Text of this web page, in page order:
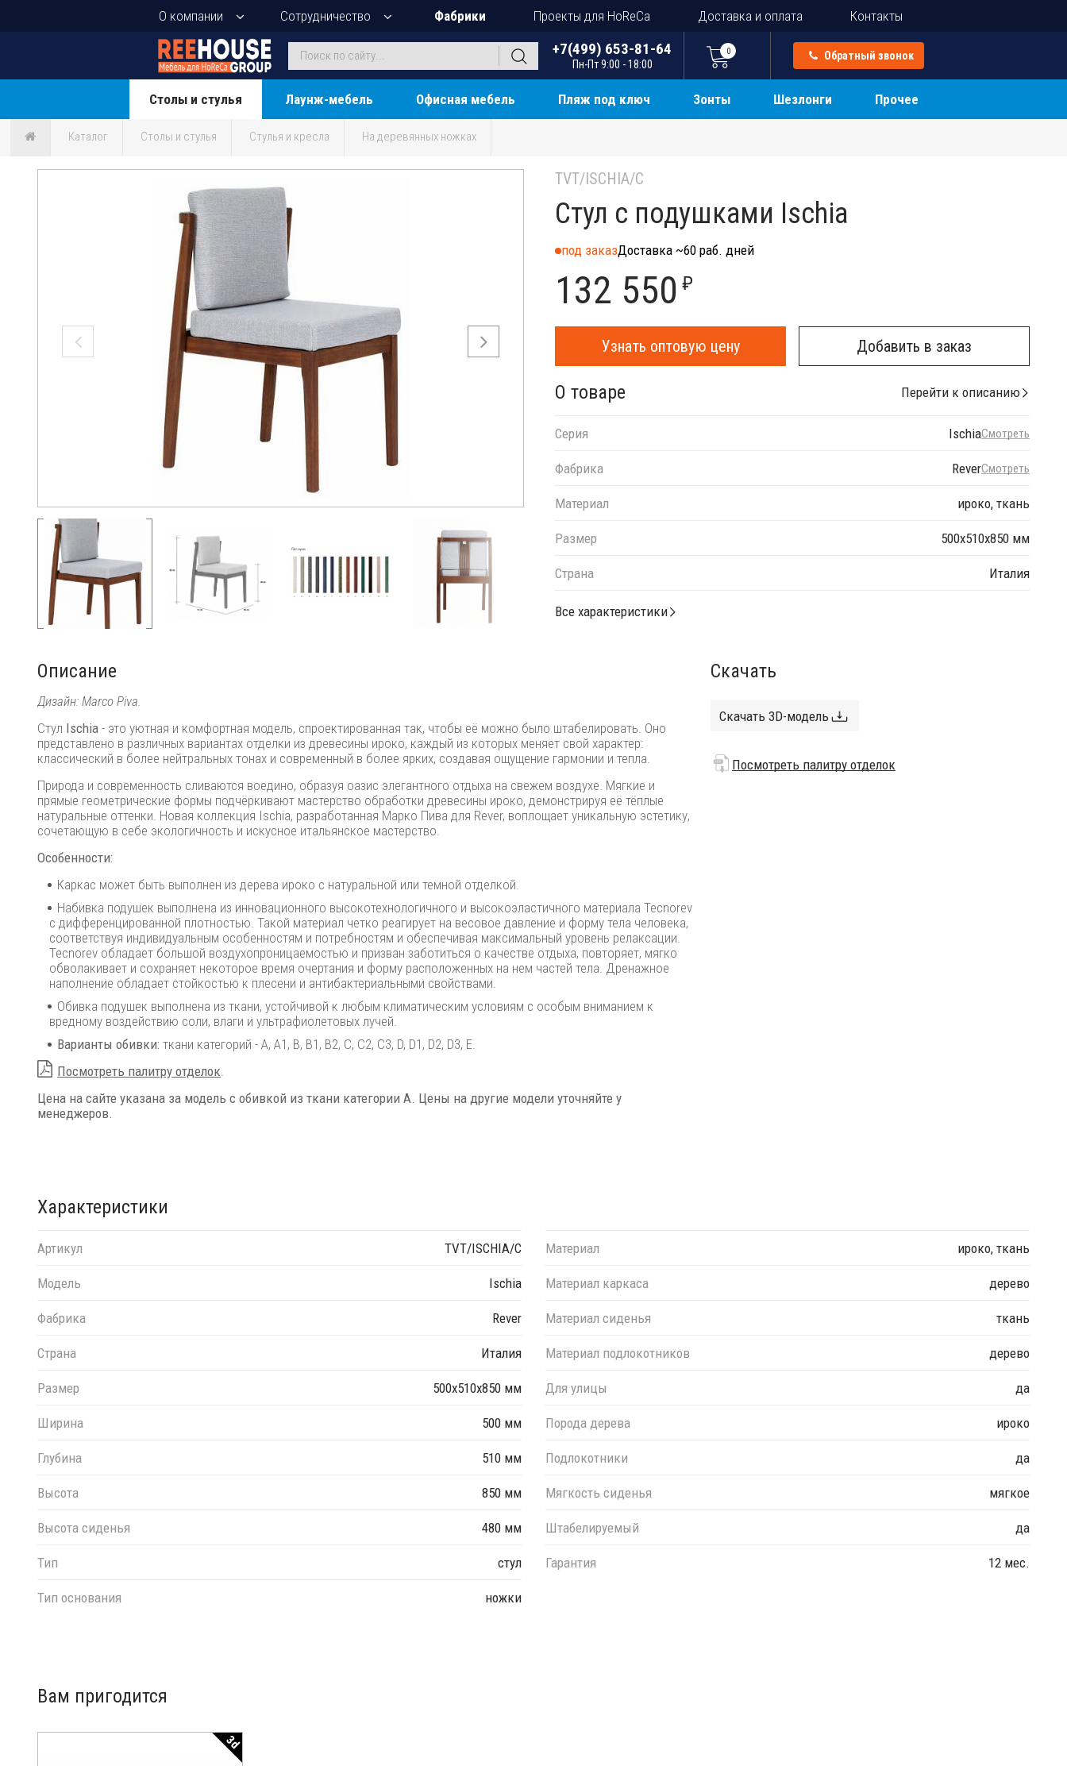
О компании Сотрудничество Фабрики Проекты для HoReCa Доставка и оплата Контакты
+7(499) 653-81-64
Пн-Пт 9:00 - 18:00
0 Обратный звонок
Столы и стулья Лаунж-мебель Офисная мебель Пляж под ключ Зонты Шезлонги Прочее
Каталог Столы и стулья Стулья и кресла На деревянных ножках
TVT/ISCHIA/C
Стул с подушками Ischia
под заказДоставка ~60 раб. дней
132 550 ₽
Узнать оптовую цену Добавить в заказ
О товаре Перейти к описанию
Серия IschiaСмотреть
Фабрика ReverСмотреть
Материал ироко, ткань
Размер 500х510х850 мм
Страна Италия
Все характеристики
Описание
Дизайн: Marco Piva.
Стул Ischia - это уютная и комфортная модель, спроектированная так, чтобы её можно было штабелировать. Оно
представлено в различных вариантах отделки из древесины ироко, каждый из которых меняет свой характер:
классический в более нейтральных тонах и современный в более ярких, создавая ощущение гармонии и тепла.
Природа и современность сливаются воедино, образуя оазис элегантного отдыха на свежем воздухе. Мягкие и
прямые геометрические формы подчёркивают мастерство обработки древесины ироко, демонстрируя её тёплые
натуральные оттенки. Новая коллекция Ischia, разработанная Марко Пива для Rever, воплощает уникальную эстетику,
сочетающую в себе экологичность и искусное итальянское мастерство.
Особенности:
Каркас может быть выполнен из дерева ироко с натуральной или темной отделкой.
Набивка подушек выполнена из инновационного высокотехнологичного и высокоэластичного материала Tecnorev
с дифференцированной плотностью. Такой материал четко реагирует на весовое давление и форму тела человека,
соответствуя индивидуальным особенностям и потребностям и обеспечивая максимальный уровень релаксации.
Tecnorev обладает большой воздухопроницаемостью и призван заботиться о качестве отдыха, повторяет, мягко
обволакивает и сохраняет некоторое время очертания и форму расположенных на нем частей тела. Дренажное
наполнение обладает стойкостью к плесени и антибактериальными свойствами.
Обивка подушек выполнена из ткани, устойчивой к любым климатическим условиям с особым вниманием к
вредному воздействию соли, влаги и ультрафиолетовых лучей.
Варианты обивки: ткани категорий - A, A1, B, B1, B2, C, C2, C3, D, D1, D2, D3, E.
Посмотреть палитру отделок.
Цена на сайте указана за модель с обивкой из ткани категории A. Цены на другие модели уточняйте у
менеджеров.
Скачать
Скачать 3D-модель
Посмотреть палитру отделок
Характеристики
Артикул TVT/ISCHIA/C
Модель Ischia
Фабрика Rever
Страна Италия
Размер 500х510х850 мм
Ширина 500 мм
Глубина 510 мм
Высота 850 мм
Высота сиденья 480 мм
Тип стул
Тип основания ножки
Материал ироко, ткань
Материал каркаса дерево
Материал сиденья ткань
Материал подлокотников дерево
Для улицы да
Порода дерева ироко
Подлокотники да
Мягкость сиденья мягкое
Штабелируемый да
Гарантия 12 мес.
Вам пригодится
3d